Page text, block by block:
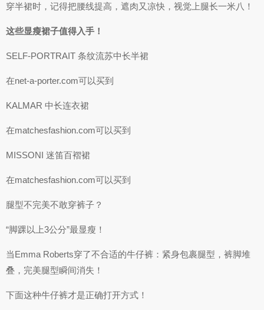
穿半裙时，记得把腰线提高，遮肉又凉快，视觉上腿长一米八！
这些显瘦裙子值得入手！
SELF-PORTRAIT 条纹流苏中长半裙
在net-a-porter.com可以买到
KALMAR 中长连衣裙
在matchesfashion.com可以买到
MISSONI 迷笛百褶裙
在matchesfashion.com可以买到
腿型不完美不敢穿裤子？
“脚踝以上3公分”最显瘦！
当Emma Roberts穿了不合适的牛仔裤：紧身包裹腿型，裤脚堆
叠，完美腿型瞬间消失！
下面这种牛仔裤才是正确打开方式！